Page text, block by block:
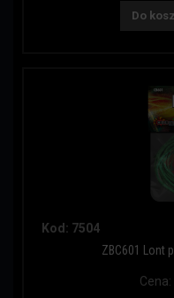
Do
Kod: 7504
ZBC601 Lont
Cena: